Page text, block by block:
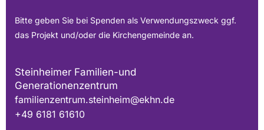
Bitte geben Sie bei Spenden als Verwendungszweck ggf.
das Projekt und/oder die Kirchengemeinde an.
Steinheimer Familien-und
Generationenzentrum
familienzentrum.steinheim@ekhn.de
+49 6181 61610